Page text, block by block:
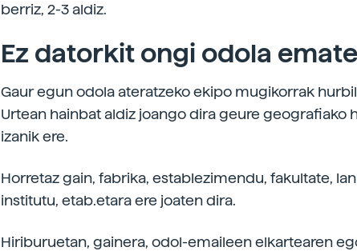
berriz, 2-3 aldiz.
Ez datorkit ongi odola
Gaur egun odola ateratzeko ekipo mugikorrak
Urtean hainbat aldiz joango dira geure geografiako
izanik ere.
Horretaz gain, fabrika, establezimendu, fakultate,
institutu, etab.etara ere joaten dira.
Hiriburuetan, gainera, odol-emaileen elkartearen